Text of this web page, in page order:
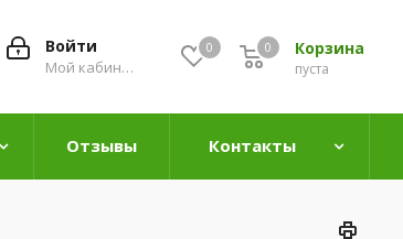
0 Корзина
0
пуста
0
Войти
Мой кабинет
Отзывы Контакты